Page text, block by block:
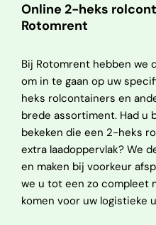
Online 2-heks
Rotomrent
Bij Rotomrent hebben
om in te gaan op uw
heks rolcontainers en
brede assortiment. Had u
bekeken die een 2-heks
extra laadoppervlak? We
en maken bij voorkeur
we u tot een zo compleet
komen voor uw logistieke